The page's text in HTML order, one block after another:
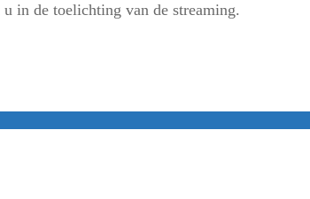
in de toelichting van de streaming.